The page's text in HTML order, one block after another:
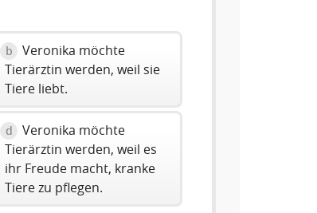
b
Veronika möchte
Tierärztin werden, weil sie
Tiere liebt.
d
Veronika möchte
Tierärztin werden, weil es
ihr Freude macht, kranke
Tiere zu pflegen.